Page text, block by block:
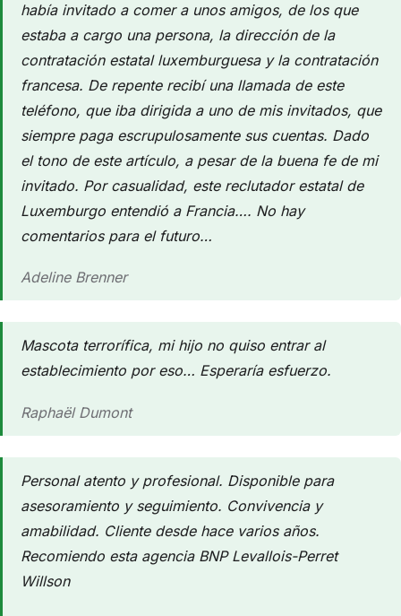
había invitado a comer a unos amigos, de los que
estaba a cargo una persona, la dirección de la
contratación estatal luxemburguesa y la contratación
francesa. De repente recibí una llamada de este
teléfono, que iba dirigida a uno de mis invitados, que
siempre paga escrupulosamente sus cuentas. Dado
el tono de este artículo, a pesar de la buena fe de mi
invitado. Por casualidad, este reclutador estatal de
Luxemburgo entendió a Francia…. No hay
comentarios para el futuro…
Adeline Brenner
Mascota terrorífica, mi hijo no quiso entrar al
establecimiento por eso… Esperaría esfuerzo.
Raphaël Dumont
Personal atento y profesional. Disponible para
asesoramiento y seguimiento. Convivencia y
amabilidad. Cliente desde hace varios años.
Recomiendo esta agencia BNP Levallois-Perret
Willson